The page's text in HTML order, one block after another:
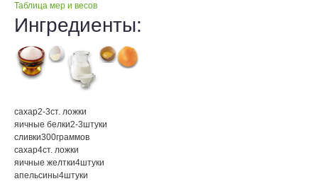
Таблица мер и весов
Ингредиенты:
сахар2-3ст. ложки
яичные белки2-3штуки
сливки300граммов
сахар4ст. ложки
яичные желтки4штуки
апельсины4штуки